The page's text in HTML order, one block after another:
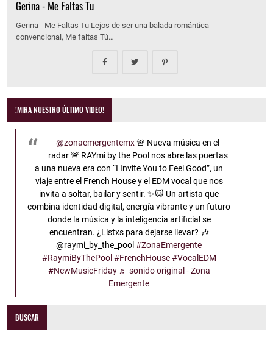
Gerina - Me Faltas Tu
Gerina - Me Faltas Tu Lejos de ser una balada romántica
convencional, Me faltas Tú…
!MIRA NUESTRO ÚLTIMO VIDEO!
@zonaemergentemx🚨 Nueva música en el
radar 🚨 RAYmi by the Pool nos abre las puertas
a una nueva era con “I Invite You to Feel Good”, un
viaje entre el French House y el EDM vocal que nos
invita a soltar, bailar y sentir. ✨🐱 Un artista que
combina identidad digital, energía vibrante y un futuro
donde la música y la inteligencia artificial se
encuentran. ¿Listxs para dejarse llevar? 🎶
@raymi_by_the_pool#ZonaEmergente
#RaymiByThePool #FrenchHouse #VocalEDM
#NewMusicFriday ♬ sonido original - Zona
Emergente
BUSCAR